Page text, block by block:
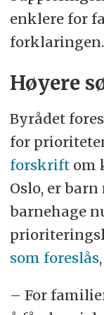
enklere for
forklaringen.
Høyere
Byrådet
for
forskriftom
Oslo, er
barnehage
som foreslås
– For